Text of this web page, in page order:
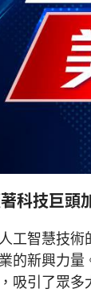
科技巨頭
工智慧技
的新興力量
吸引了眾多